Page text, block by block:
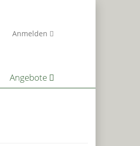
Anmelden
Angebote